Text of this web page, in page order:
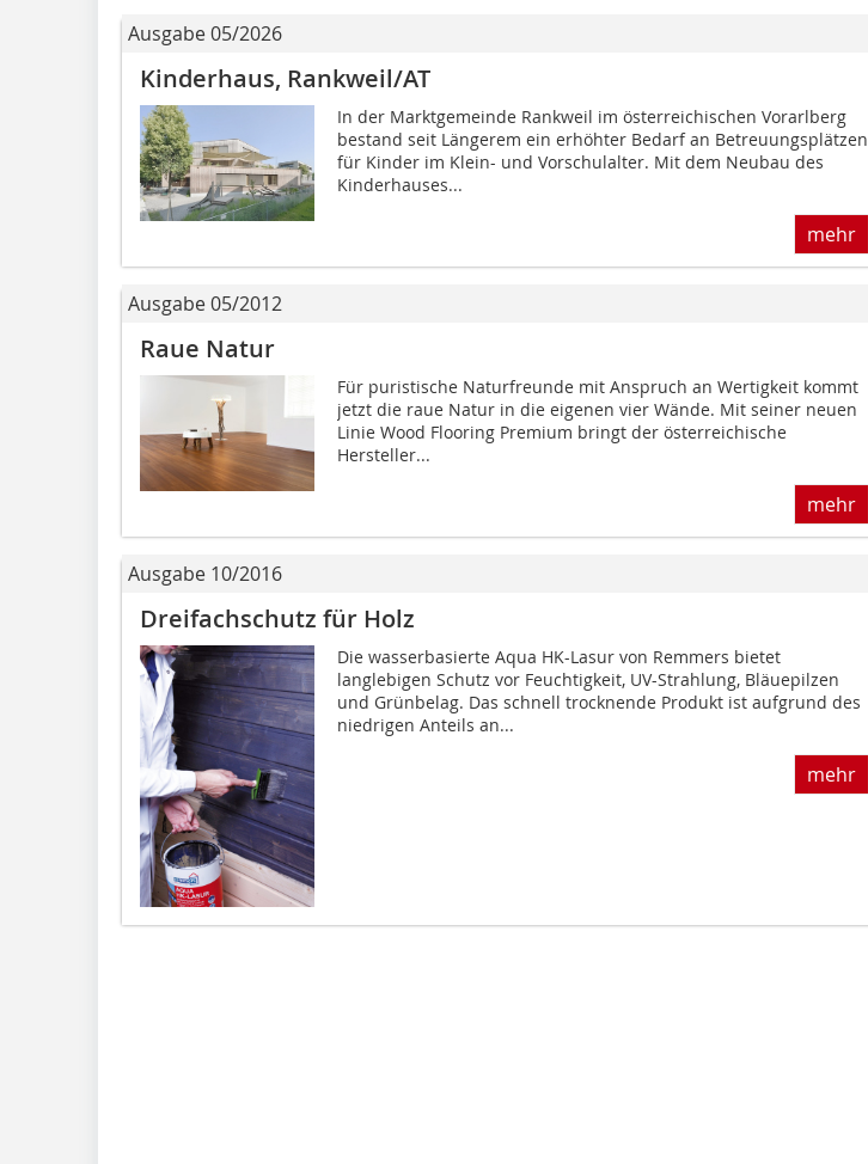
Ausgabe 05/2026
Kinderhaus, Rankweil/AT
In der Marktgemeinde Rankweil im österreichischen Vorarlberg
bestand seit Längerem ein erhöhter Bedarf an Betreuungsplätzen
für Kinder im Klein- und Vorschulalter. Mit dem Neubau des
Kinderhauses...
mehr
Ausgabe 05/2012
Raue Natur
Für puristische Naturfreunde mit Anspruch an Wertigkeit kommt
jetzt die raue Natur in die eigenen vier Wände. Mit seiner neuen
Linie Wood Flooring Premium bringt der österreichische
Hersteller...
mehr
Ausgabe 10/2016
Dreifachschutz für Holz
Die wasserbasierte Aqua HK-Lasur von Remmers bietet
langlebigen Schutz vor Feuchtigkeit, UV-Strahlung, Bläuepilzen
und Grünbelag. Das schnell trocknende Produkt ist aufgrund des
niedrigen Anteils an...
mehr